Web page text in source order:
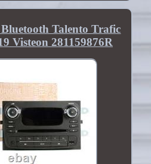
Talento Trafic
Visteon 281159876R